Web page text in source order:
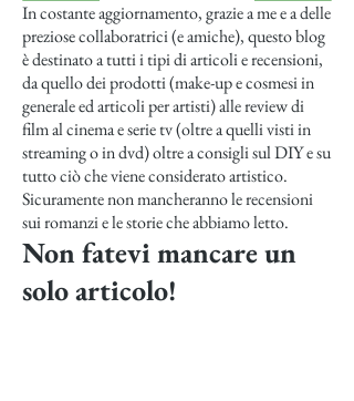
In costante aggiornamento, grazie a me e a delle
preziose collaboratrici (e amiche), questo blog
è destinato a tutti i tipi di articoli e recensioni,
da quello dei prodotti (make-up e cosmesi in
generale ed articoli per artisti) alle review di
film al cinema e serie tv (oltre a quelli visti in
streaming o in dvd) oltre a consigli sul DIY e su
tutto ciò che viene considerato artistico.
Sicuramente non mancheranno le recensioni
sui romanzi e le storie che abbiamo letto.
Non fatevi mancare un
solo articolo!